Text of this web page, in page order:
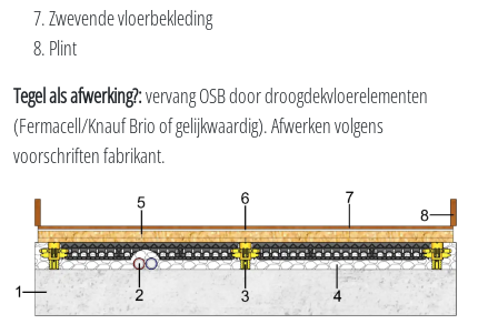
Zwevende vloerbekleding
Plint
Tegel als afwerking?:vervang OSB door droogdekvloerelementen
(Fermacell/Knauf Brio of gelijkwaardig). Afwerken volgens
voorschriften fabrikant.